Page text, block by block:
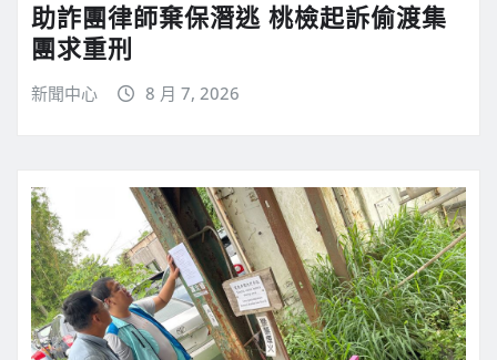
助詐團律師棄保潛逃 桃檢起訴偷渡集
團求重刑
新聞中心 8 月 7, 2026